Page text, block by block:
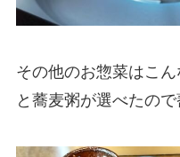
その他のお惣菜はこ
と蕎麦粥が選べたので